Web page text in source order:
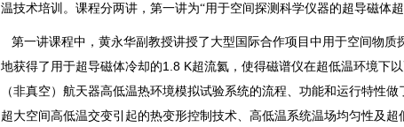
温技术培训。课程分两讲，第一讲为“用于空间探测科学仪器的超导磁体
第一讲课程中，黄永华副教授讲授了大型国际合作项目中用于空间物
地获得了用于超导磁体冷却的1.8 K超流氦，使得磁谱仪在超低温环境下
（非真空）航天器高低温热环境模拟试验系统的流程、功能和运行特性
超大空间高低温交变引起的热变形控制技术、高低温系统温场均匀性及超